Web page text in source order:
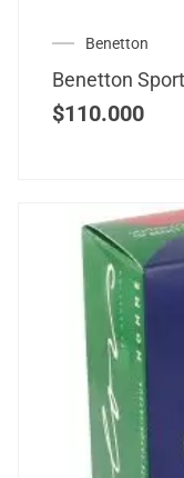
Benetton
Benetton
$110.000